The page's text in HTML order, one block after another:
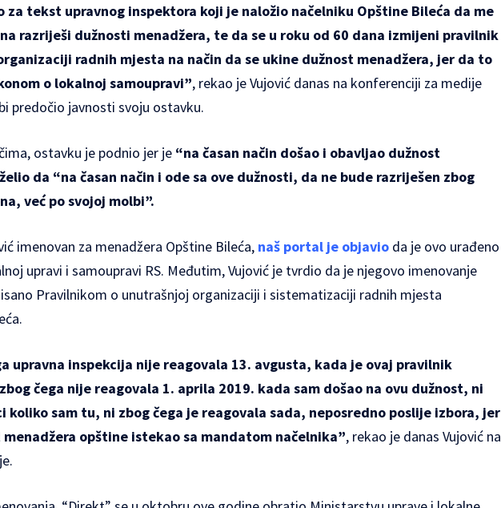
za tekst upravnog inspektora koji je naložio načelniku Opštine Bileća da me
razriješi dužnosti menadžera, te da se u roku od 60 dana izmijeni pravilnik
radnih mjesta na način da se ukine dužnost menadžera, jer da to
o lokalnoj samoupravi”, rekao je Vujović danas na konferenciji za medije
predočio javnosti svoju ostavku.
ostavku je podnio jer je “na časan način došao i obavljao dužnost
da “na časan način i ode sa ove dužnosti, da ne bude razriješen zbog
već po svojoj molbi”.
imenovan za menadžera Opštine Bileća, naš portal je objavio da je ovo urađeno
upravi i samoupravi RS. Međutim, Vujović je tvrdio da je njegovo imenovanje
Pravilnikom o unutrašnjoj organizaciji i sistematizaciji radnih mjesta
upravna inspekcija nije reagovala 13. avgusta, kada je ovaj pravilnik
čega nije reagovala 1. aprila 2019. kada sam došao na ovu dužnost, ni
koliko sam tu, ni zbog čega je reagovala sada, neposredno poslije izbora, jer
opštine istekao sa mandatom načelnika”, rekao je danas Vujović na